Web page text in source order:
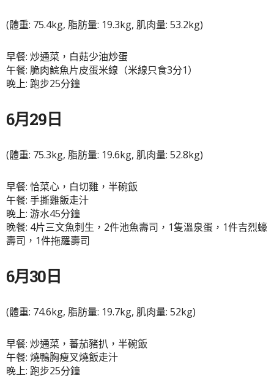
(體重: 75.4kg, 脂肪量: 19.3kg, 肌肉量: 53.2kg)
早餐: 炒通菜，白菇少油炒蛋
午餐: 脆肉鯇魚片皮蛋米線（米線只食3分1）
晚上: 跑步25分鐘
6月29日
(體重: 75.3kg, 脂肪量: 19.6kg, 肌肉量: 52.8kg)
早餐: 恰菜心，白切雞，半碗飯
午餐: 手撕雞飯走汁
晚上: 游水45分鐘
晚餐: 4片三文魚刺生，2件池魚壽司，1隻溫泉蛋，1件吉烈蠔
壽司，1件拖羅壽司
6月30日
(體重: 74.6kg, 脂肪量: 19.7kg, 肌肉量: 52kg)
早餐: 炒通菜，蕃茄豬扒，半碗飯
午餐: 燒鴨胸瘦叉燒飯走汁
晚上: 跑步25分鐘